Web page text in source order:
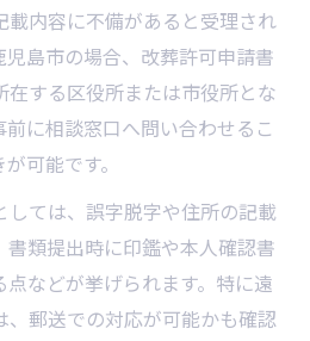
載内容に不備があると受理され
島市の場合、改葬許可申請書
在する区役所または市役所とな
に相談窓口へ問い合わせるこ
可能です。
しては、誤字脱字や住所の記載
類提出時に印鑑や本人確認書
などが挙げられます。特に遠
、郵送での対応が可能かも確認